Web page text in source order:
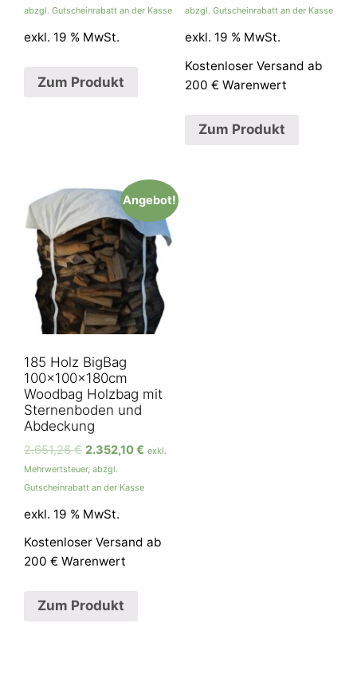
abzgl. Gutscheinrabatt an der Kasse
exkl. 19 % MwSt.
Zum Produkt
abzgl. Gutscheinrabatt an der Kasse
exkl. 19 % MwSt.
Kostenloser Versand ab
200 € Warenwert
Zum Produkt
Angebot!
185 Holz BigBag
100x100x180cm
Woodbag Holzbag mit
Sternenboden und
Abdeckung
2.651,26€ 2.352,10€ exkl.
Mehrwertsteuer, abzgl.
Gutscheinrabatt an der Kasse
exkl. 19 % MwSt.
Kostenloser Versand ab
200 € Warenwert
Zum Produkt